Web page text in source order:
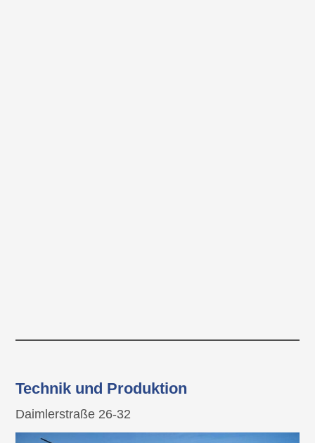
Technik und Produktion
Daimlerstraße 26-32